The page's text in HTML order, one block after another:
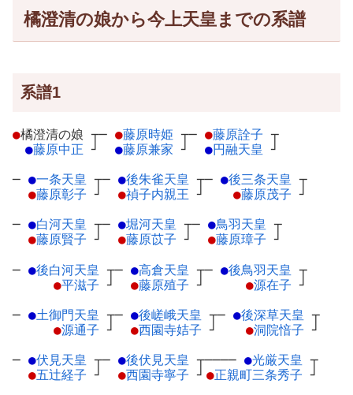
橘澄清の娘から今上天皇までの系譜
系譜1
●橘澄清の娘 ┬
●藤原中正 ┘
─ ●藤原時姫 ┬
●藤原兼家 ┘
─ ●藤原詮子 ┬
●円融天皇 ┘
─ ●一条天皇 ┬
●藤原彰子 ┘
─ ●後朱雀天皇 ┬
●禎子内親王 ┘
─ ●後三条天皇 ┬
●藤原茂子 ┘
─ ●白河天皇 ┬
●藤原賢子 ┘
─ ●堀河天皇 ┬
●藤原苡子 ┘
─ ●鳥羽天皇 ┬
●藤原璋子 ┘
─ ●後白河天皇 ┬
●平滋子 ┘
─ ●高倉天皇 ┬
●藤原殖子 ┘
─ ●後鳥羽天皇 ┬
●源在子 ┘
─ ●土御門天皇 ┬
●源通子 ┘
─ ●後嵯峨天皇 ┬
●西園寺姞子 ┘
─ ●後深草天皇 ┬
●洞院愔子 ┘
─ ●伏見天皇 ┬
●五辻経子 ┘
─ ●後伏見天皇 ┬
●西園寺寧子 ┘
──── ●光厳天皇 ┬
●正親町三条秀子 ┘